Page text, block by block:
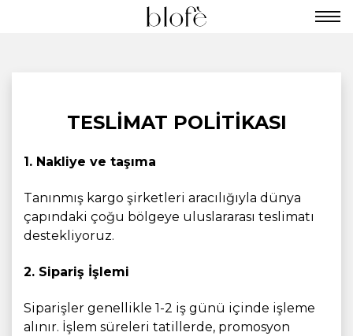
TESLIMAT POLITIKASI
1. Nakliye ve taşıma
Tanınmış kargo şirketleri aracılığıyla dünya
çapındaki çoğu bölgeye uluslararası teslimatı
destekliyoruz.
2. Sipariş İşlemi
Siparişler genellikle 1-2 iş günü içinde işleme
alınır. İşlem süreleri tatillerde, promosyon